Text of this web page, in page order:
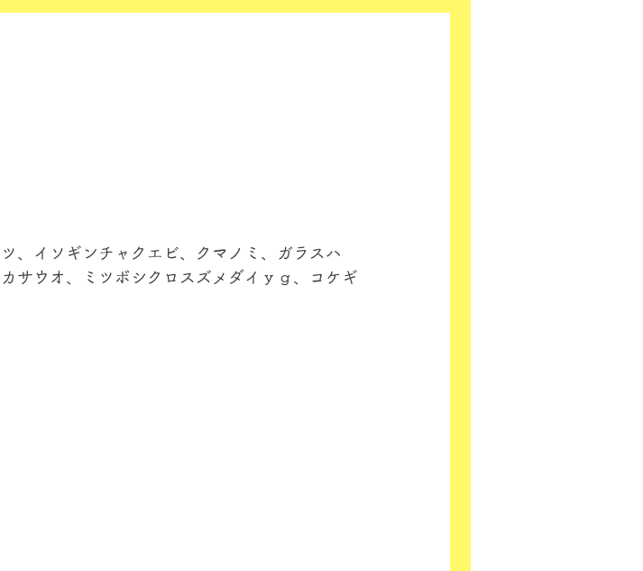
、イソギンチャクエビ、クマノミ、ガラスハ
サウオ、ミツボシクロスズメダイｙｇ、コケギ